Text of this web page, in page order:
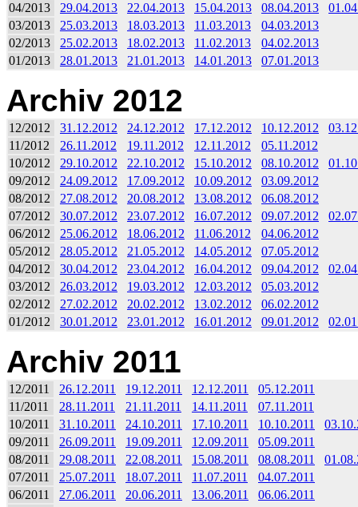
04/2013
29.04.2013 22.04.2013 15.04.2013 08.04.2013
03/2013
25.03.2013 18.03.2013 11.03.2013
04.03.2013
02/2013
25.02.2013 18.02.2013 11.02.2013
04.02.2013
01/2013
28.01.2013 21.01.2013 14.01.2013 07.01.2013
Archiv 2012
12/2012 31.12.2012 24.12.2012 17.12.2012 10.12.2012
11/2012
26.11.2012 19.11.2012 12.11.2012
05.11.2012
10/2012
29.10.2012 22.10.2012 15.10.2012 08.10.2012
09/2012
24.09.2012 17.09.2012 10.09.2012
03.09.2012
08/2012
27.08.2012 20.08.2012 13.08.2012
06.08.2012
07/2012
30.07.2012 23.07.2012 16.07.2012 09.07.2012
06/2012
25.06.2012 18.06.2012 11.06.2012
04.06.2012
05/2012
28.05.2012 21.05.2012 14.05.2012
07.05.2012
04/2012
30.04.2012 23.04.2012 16.04.2012 09.04.2012
03/2012
26.03.2012 19.03.2012 12.03.2012
05.03.2012
02/2012
27.02.2012 20.02.2012 13.02.2012
06.02.2012
01/2012
30.01.2012 23.01.2012 16.01.2012 09.01.2012
Archiv 2011
12/2011 26.12.2011 19.12.2011 12.12.2011
05.12.2011
11/2011
28.11.2011 21.11.2011 14.11.2011
07.11.2011
10/2011
31.10.2011 24.10.2011 17.10.2011 10.10.2011
09/2011
26.09.2011 19.09.2011 12.09.2011
05.09.2011
08/2011
29.08.2011 22.08.2011 15.08.2011 08.08.2011
07/2011
25.07.2011 18.07.2011 11.07.2011
04.07.2011
06/2011
27.06.2011 20.06.2011 13.06.2011
06.06.2011